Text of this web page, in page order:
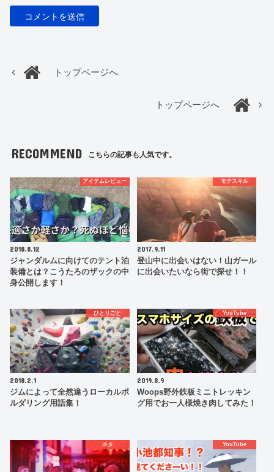
トップページへ
トップページへ
RECOMMEND こちらの記事も人気です。
アイテムレビュー
2018.8.12
ジャンダルムに向けてのテント泊
装備とは？こうたろのザックの中
身公開します！
モテスキル
2017.9.11
登山中に出会いはない！山ガール
に出会いたいなら街で探せ！！
ひとりごと
2018.2.1
ジムによって全然違うローカルボ
ルダリング用語集！
YouTube
2019.8.9
Woops野外鉄板ミニトレッキン
グ用でお一人様焼き肉してみた！
ネタ YouTube